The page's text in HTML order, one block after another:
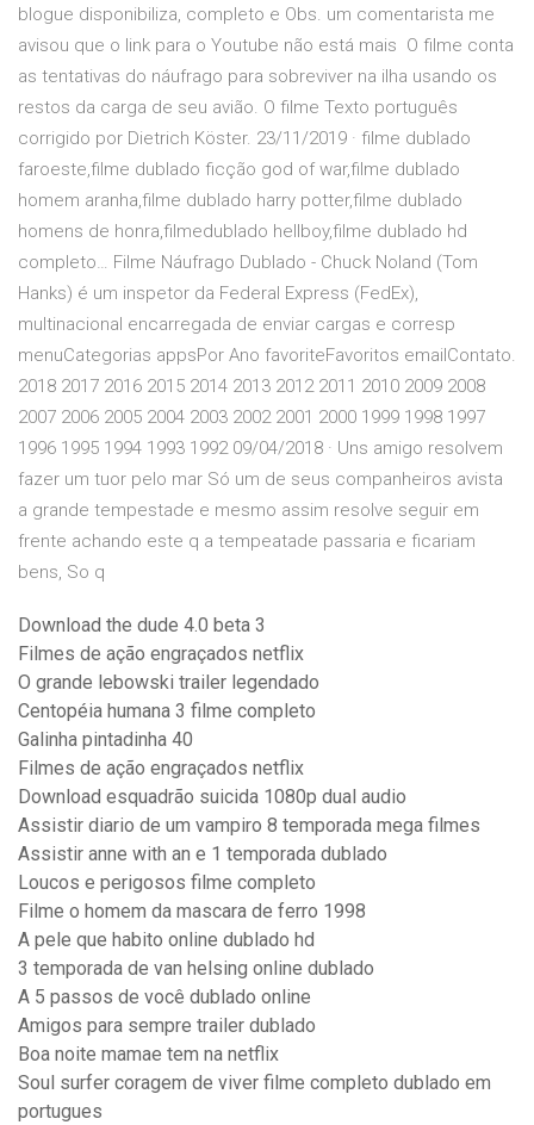
blogue disponibiliza, completo e Obs. um comentarista me
avisou que o link para o Youtube não está mais O filme conta
as tentativas do náufrago para sobreviver na ilha usando os
restos da carga de seu avião. O filme Texto português
corrigido por Dietrich Köster. 23/11/2019 · filme dublado
faroeste,filme dublado ficção god of war,filme dublado
homem aranha,filme dublado harry potter,filme dublado
homens de honra,filmedublado hellboy,filme dublado hd
completo… Filme Náufrago Dublado - Chuck Noland (Tom
Hanks) é um inspetor da Federal Express (FedEx),
multinacional encarregada de enviar cargas e corresp
menuCategorias appsPor Ano favoriteFavoritos emailContato.
2018 2017 2016 2015 2014 2013 2012 2011 2010 2009 2008
2007 2006 2005 2004 2003 2002 2001 2000 1999 1998 1997
1996 1995 1994 1993 1992 09/04/2018 · Uns amigo resolvem
fazer um tuor pelo mar Só um de seus companheiros avista
a grande tempestade e mesmo assim resolve seguir em
frente achando este q a tempeatade passaria e ficariam
bens, So q
Download the dude 4.0 beta 3
Filmes de ação engraçados netflix
O grande lebowski trailer legendado
Centopéia humana 3 filme completo
Galinha pintadinha 40
Filmes de ação engraçados netflix
Download esquadrão suicida 1080p dual audio
Assistir diario de um vampiro 8 temporada mega filmes
Assistir anne with an e 1 temporada dublado
Loucos e perigosos filme completo
Filme o homem da mascara de ferro 1998
A pele que habito online dublado hd
3 temporada de van helsing online dublado
A 5 passos de você dublado online
Amigos para sempre trailer dublado
Boa noite mamae tem na netflix
Soul surfer coragem de viver filme completo dublado em
portugues